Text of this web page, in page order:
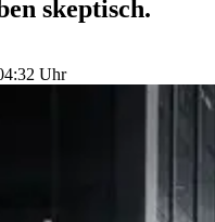
skeptisch.
Uhr